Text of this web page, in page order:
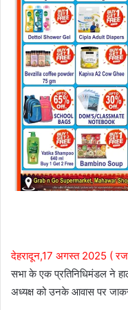
देहरादून,17 अगस्त 2025 (
सभा के एक प्रतिनिधिमंडल ने
अध्यक्ष को उनके आवास पर